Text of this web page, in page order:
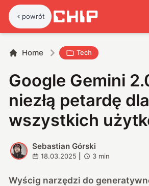
powrót
Home Tech
Google Gemini
niezłą petardę dla
wszystkich
S
Sebastian Górski
18.03.2025 3 min
Wyścig narzędzi do